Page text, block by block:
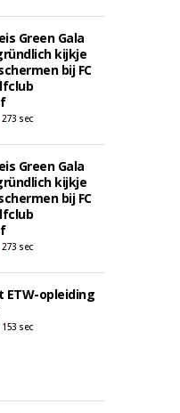
Green Gala
kijkje
bij FC
273 sec
Green Gala
kijkje
bij FC
273 sec
ETW-opleiding
153 sec